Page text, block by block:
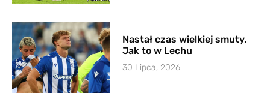
Nastał czas wielkiej smuty.
Jak to w Lechu
30 Lipca, 2026